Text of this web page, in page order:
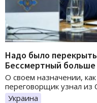
Надо было
Бессмертный
О своем назначении,
переговорщик узнал из
Украина